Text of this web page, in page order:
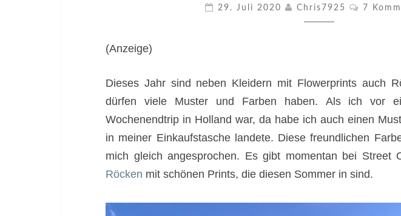
29. Juli 2020 Chris7925 7
(Anzeige)
Dieses Jahr sind neben Kleidern mit Flowerprints auch
dürfen viele Muster und Farben haben. Als ich vor
Wochenendtrip in Holland war, da habe ich auch einen
in meiner Einkaufstasche landete. Diese freundlichen
mich gleich angesprochen. Es gibt momentan bei Street
Röcken mit schönen Prints, die diesen Sommer in sind.